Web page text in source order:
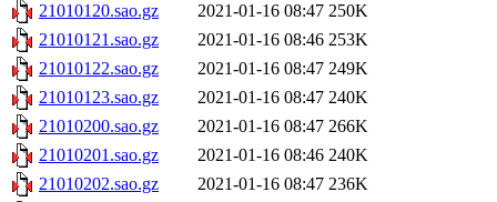
21010120.sao.gz
2021-01-16 08:47 250K
21010121.sao.gz
2021-01-16 08:46 253K
21010122.sao.gz
2021-01-16 08:47 249K
21010123.sao.gz
2021-01-16 08:47 240K
21010200.sao.gz
2021-01-16 08:47 266K
21010201.sao.gz
2021-01-16 08:46 240K
21010202.sao.gz
2021-01-16 08:47 236K